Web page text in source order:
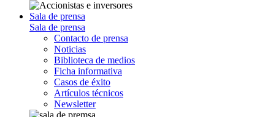
Sala de prensa
Sala de prensa
Contacto de prensa
Noticias
Biblioteca de medios
Ficha informativa
Casos de éxito
Artículos técnicos
Newsletter